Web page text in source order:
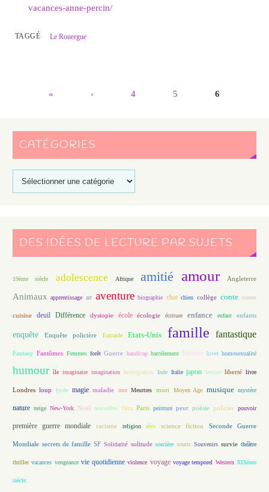
vacances-anne-percin/
TAGGÉ Le Rouergue
« ‹ 4 5 6
CATÉGORIES
DES IDÉES DE LECTURE PAR SUJETS
19ème siècle adolescence Afrique amitié amour Angleterre
Animaux apprentissage art aventure biographie chat chien collège conte contes
cuisine deuil Différence dystopie école écologie écriture enfance enfant enfants
enquête Enquête policière Entraide Etats-Unis famille fantastique
Fantasy Fantômes Femmes forêt Guerre handicap harcèlement histoire hiver homosexualité
humour île imaginaire imagination Immigration Inde Italie japon lecture liberté livre
Londres loup lycée magie maladie mer Meurtres mort Moyen Age musique mystère
nature neige New-York Noël nouvelles Ours Paris peinture peur poésie policier pouvoir
première guerre mondiale racisme religion rêve science fiction Seconde Guerre
Mondiale secrets de famille SF Solidarité solitude sorcière souris Souvenirs survie théâtre
thriller vacances vengeance vie quotidienne violence voyage voyage temporel Western XIXème
siècle